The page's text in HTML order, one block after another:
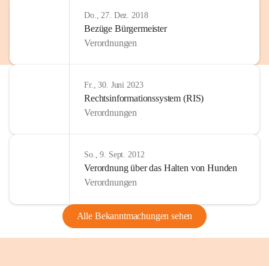
Do., 27. Dez. 2018
Bezüge Bürgermeister
Verordnungen
Fr., 30. Juni 2023
Rechtsinformationssystem (RIS)
Verordnungen
So., 9. Sept. 2012
Verordnung über das Halten von Hunden
Verordnungen
Alle Bekanntmachungen sehen